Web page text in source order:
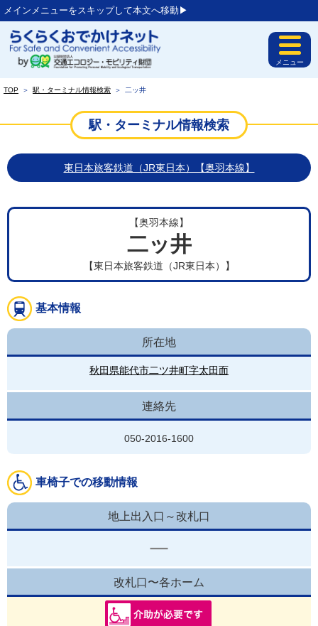
メインメニューをスキップして本文へ移動▶︎
メニュー
TOP ＞ 駅・ターミナル情報検索 ＞ 二ッ井
駅・ターミナル情報検索
東日本旅客鉄道（JR東日本）【奥羽本線】
【奥羽本線】
二ッ井
【東日本旅客鉄道（JR東日本）】
基本情報
所在地
秋田県能代市二ツ井町字太田面
連絡先
050-2016-1600
車椅子での移動情報
地上出入口～改札口
改札口〜各ホーム